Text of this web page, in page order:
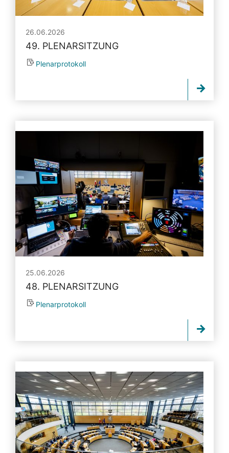
26.06.2026
49. PLENARSITZUNG
Plenarprotokoll
25.06.2026
48. PLENARSITZUNG
Plenarprotokoll